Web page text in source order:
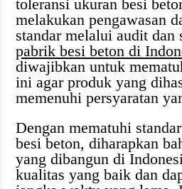
toleransi ukuran besi
melakukan pengawasan
standar melalui audit
pabrik besi beton di
diwajibkan untuk
ini agar produk yang
memenuhi persyaratan
Dengan mematuhi
besi beton, diharapkan
yang dibangun di
kualitas yang baik dan